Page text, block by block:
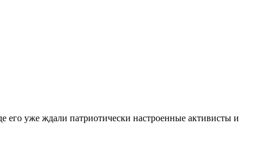
уже ждали патриотически настроенные активисты и